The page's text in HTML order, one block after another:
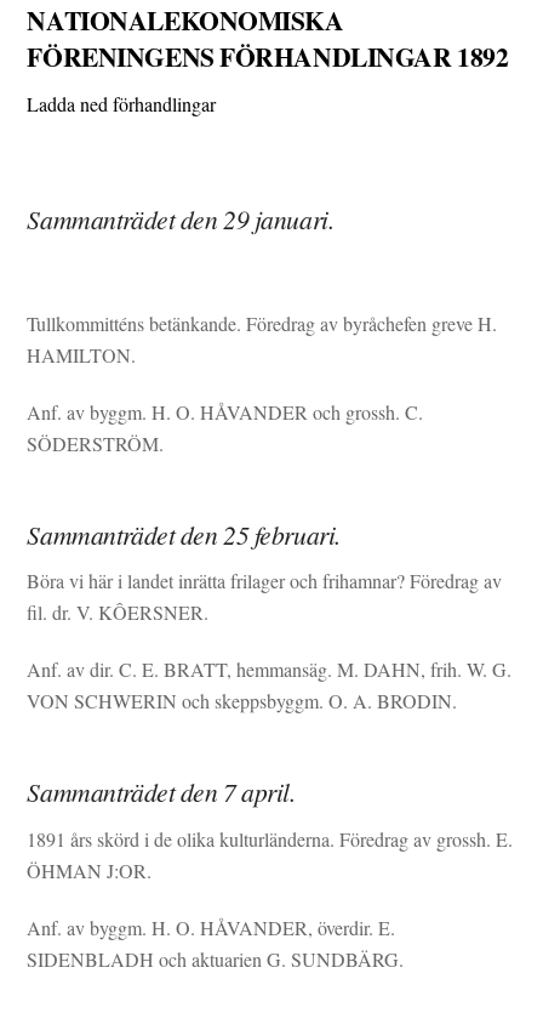
NATIONALEKONOMISKA
FÖRENINGENS FÖRHANDLINGAR 1892
Ladda ned förhandlingar
Sammanträdet den 29 januari.
Tullkommitténs betänkande. Föredrag av byråchefen greve H.
HAMILTON.
Anf. av byggm. H. O. HÅVANDER och grossh. C.
SÖDERSTRÖM.
Sammanträdet den 25 februari.
Böra vi här i landet inrätta frilager och frihamnar? Föredrag av
fil. dr. V. KÔERSNER.
Anf. av dir. C. E. BRATT, hemmansäg. M. DAHN, frih. W. G.
VON SCHWERIN och skeppsbyggm. O. A. BRODIN.
Sammanträdet den 7 april.
1891 års skörd i de olika kulturländerna. Föredrag av grossh. E.
ÖHMAN J:OR.
Anf. av byggm. H. O. HÅVANDER, överdir. E.
SIDENBLADH och aktuarien G. SUNDBÄRG.